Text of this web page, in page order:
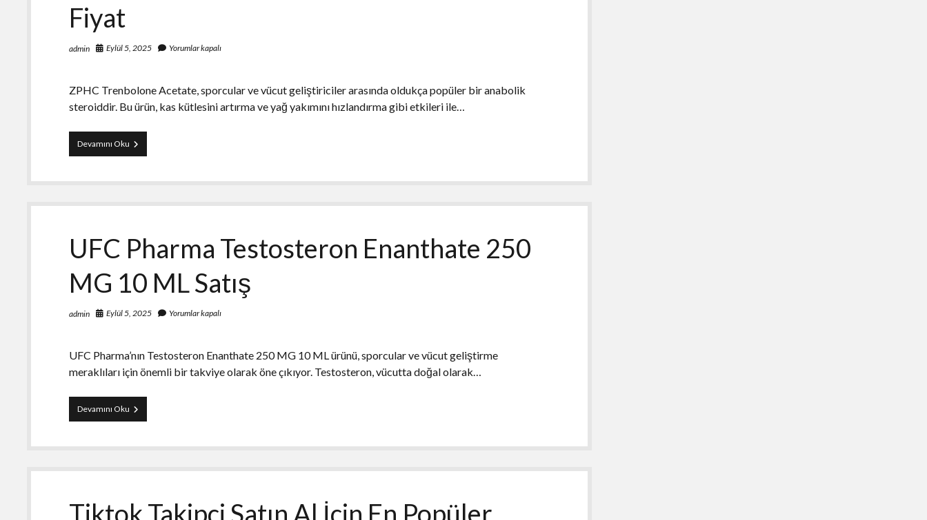
Fiyat
admin Eylül 5, 2025 Yorumlar kapalı
ZPHC Trenbolone Acetate, sporcular ve vücut geliştiriciler arasında oldukça popüler bir anabolik
steroiddir. Bu ürün, kas kütlesini artırma ve yağ yakımını hızlandırma gibi etkileri ile…
Devamını Oku ZPHC
Trenbolone
100
10
UFC Pharma Testosteron Enanthate 250
MG 10 ML Satış
admin Eylül 5, 2025 Yorumlar kapalı
UFC Pharma’nın Testosteron Enanthate 250 MG 10 ML ürünü, sporcular ve vücut geliştirme
meraklıları için önemli bir takviye olarak öne çıkıyor. Testosteron, vücutta doğal olarak…
Devamını Oku UFC
Pharma
Enanthate
MG
Satış
Tiktok Takipçi Satın Al İçin En Popüler